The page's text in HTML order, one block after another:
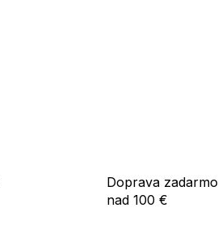
Doprava zadarmo
nad 100 €